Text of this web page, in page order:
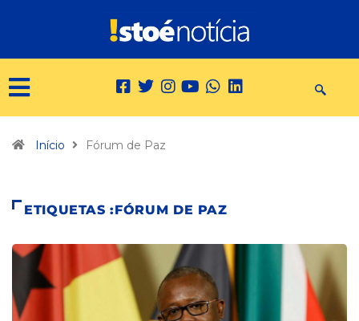
Início Fórum de Paz
ETIQUETAS :FÓRUM DE PAZ